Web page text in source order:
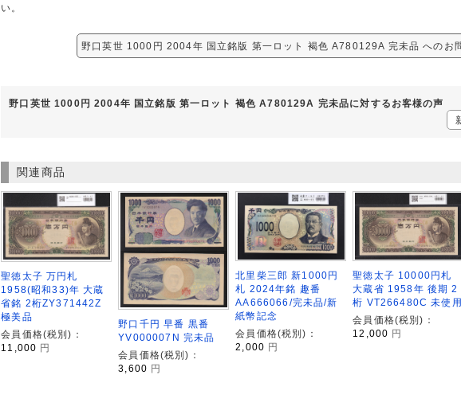
い。
野口英世 1000円 2004年 国立銘版 第一ロット 褐色 A780129A 完未品 へのお
野口英世 1000円 2004年 国立銘版 第一ロット 褐色 A780129A 完未品に対するお客様の声
関連商品
聖徳太子 万円札
1958(昭和33)年 大蔵
省銘 2桁ZY371442Z
極美品
会員価格(税別)：
11,000 円
野口千円 早番 黒番
YV000007N 完未品
会員価格(税別)：
3,600 円
北里柴三郎 新1000円
札 2024年銘 趣番
AA666066/完未品/新
紙幣記念
会員価格(税別)：
2,000 円
聖徳太子 10000円札
大蔵省 1958年 後期 2
桁 VT266480C 未使用
会員価格(税別)：
12,000 円